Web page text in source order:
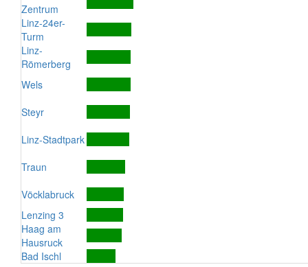
Zentrum
Linz-24er-
Turm
Linz-
Römerberg
Wels
Steyr
Linz-Stadtpark
Traun
Vöcklabruck
Lenzing 3
Haag am
Hausruck
Bad Ischl